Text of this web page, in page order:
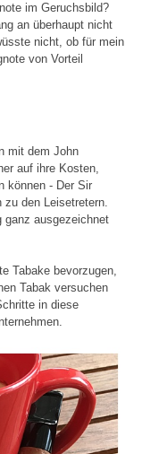
im Geruchsbild?
an überhaupt nicht
nicht, ob für mein
von Vorteil
mit dem John
auf ihre Kosten,
können - Der Sir
den Leisetretern.
ganz ausgezeichnet
Tabake bevorzugen,
Tabak versuchen
in diese